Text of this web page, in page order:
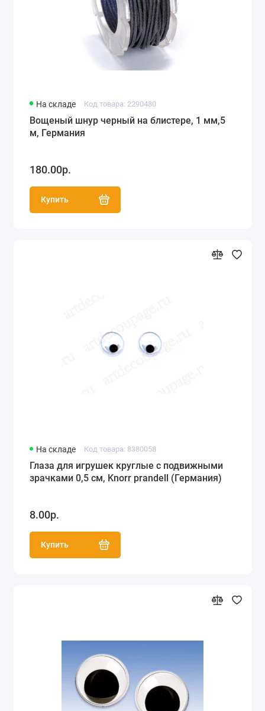
На складе Код товара: 2290480
Вощеный шнур черный на блистере, 1 мм,5
м, Германия
180.00р.
Купить
На складе Код товара: 8380058
Глаза для игрушек круглые с подвижными
зрачками 0,5 см, Knorr prandell (Германия)
8.00р.
Купить